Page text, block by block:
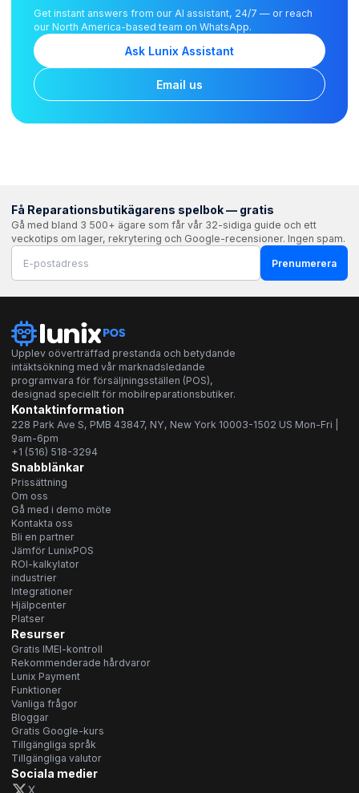
Get instant answers from our AI assistant, 24/7 — or reach
our North America-based team on WhatsApp.
Ask Lunix Assistant
Email us
Få Reparationsbutikägarens spelbok — gratis
Gå med bland 3 500+ ägare som får vår 32-sidiga guide och ett
veckotips om lager, rekrytering och Google-recensioner. Ingen spam.
Prenumerera
Upplev oöverträffad prestanda och betydande
intäktsökning med vår marknadsledande
programvara för försäljningsställen (POS),
designad speciellt för mobilreparationsbutiker.
Kontaktinformation
228 Park Ave S, PMB 43847, NY, New York 10003-1502 US Mon-Fri |
9am-6pm
+1 (516) 518-3294
Snabblänkar
Prissättning
Om oss
Gå med i demo möte
Kontakta oss
Bli en partner
Jämför LunixPOS
ROI-kalkylator
industrier
Integrationer
Hjälpcenter
Platser
Resurser
Gratis IMEI-kontroll
Rekommenderade hårdvaror
Lunix Payment
Funktioner
Vanliga frågor
Bloggar
Gratis Google-kurs
Tillgängliga språk
Tillgängliga valutor
Sociala medier
X